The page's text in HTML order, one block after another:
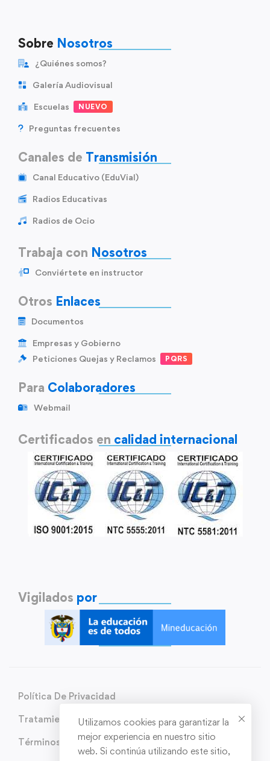
Sobre Nosotros
¿Quiénes somos?
Galería Audiovisual
Escuelas NUEVO
Preguntas frecuentes
Canales de Transmisión
Canal Educativo (EduVial)
Radios Educativas
Radios de Ocio
Trabaja con Nosotros
Conviértete en instructor
Otros Enlaces
Documentos
Empresas y Gobierno
Peticiones Quejas y Reclamos
PQRS
Para Colaboradores
Webmail
Certificados en calidad internacional
Vigilados por
Política De Privacidad
Tratamiento de Datos Personales
Términos y condiciones
Utilizamos cookies para garantizar la
mejor experiencia en nuestro sitio
web. Si continúa utilizando este sitio,